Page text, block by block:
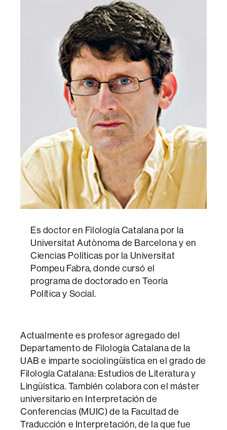
Es doctor en Filología Catalana por la
Universitat Autònoma de Barcelona y en
Ciencias Políticas por la Universitat
Pompeu Fabra, donde cursó el
programa de doctorado en Teoría
Política y Social.
Actualmente es profesor agregado del
Departamento de Filología Catalana de la
UAB e imparte sociolingüística en el grado de
Filología Catalana: Estudios de Literatura y
Lingüística. También colabora con el máster
universitario en Interpretación de
Conferencias (MUIC) de la Facultad de
Traducción e Interpretación, de la que fue